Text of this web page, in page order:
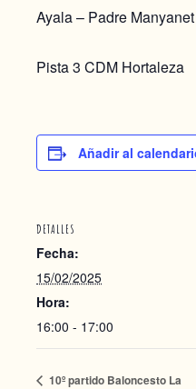
Ayala – Padre Manyanet
Pista 3 CDM Hortaleza
Añadir al
DETALLES
Fecha:
15/02/2025
Hora:
16:00 - 17:00
10º partido Baloncesto La